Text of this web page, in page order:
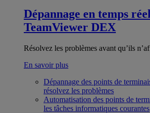
Dépannage en temps réel
TeamViewer DEX
Résolvez les problèmes avant qu’ils
En savoir plus
Dépannage des points de
résolvez les problèmes
Automatisation des points de
les tâches informatiques courantes